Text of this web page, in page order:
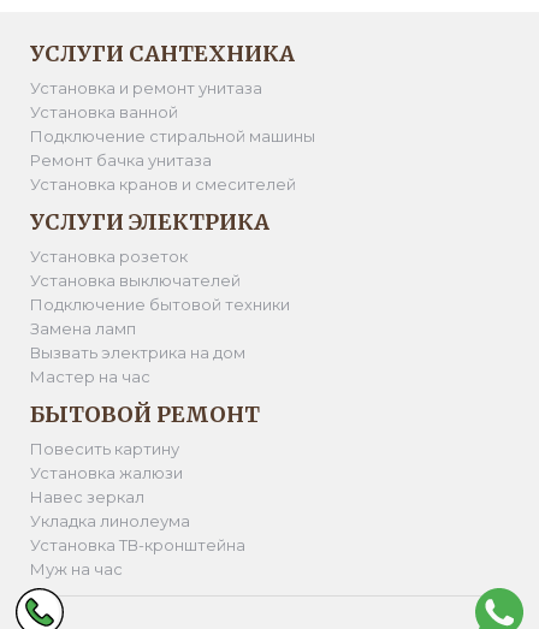
УСЛУГИ САНТЕХНИКА
Установка и ремонт унитаза
Установка ванной
Подключение стиральной машины
Ремонт бачка унитаза
Установка кранов и смесителей
УСЛУГИ ЭЛЕКТРИКА
Установка розеток
Установка выключателей
Подключение бытовой техники
Замена ламп
Вызвать электрика на дом
Мастер на час
БЫТОВОЙ РЕМОНТ
Повесить картину
Установка жалюзи
Навес зеркал
Укладка линолеума
Установка ТВ-кронштейна
Муж на час